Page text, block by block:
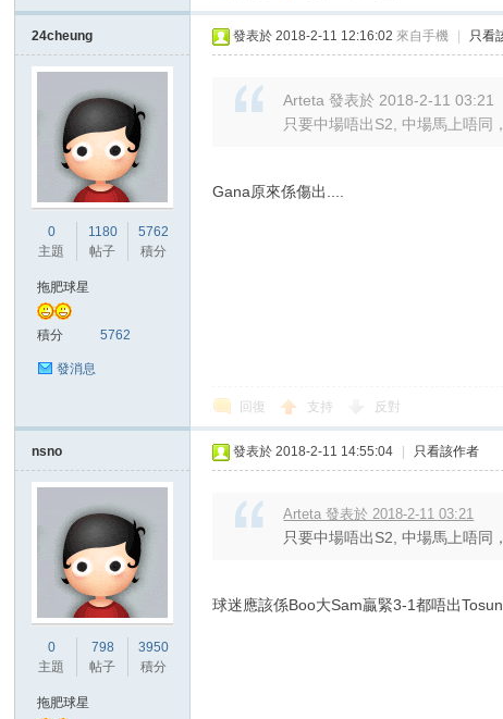
24cheung
0
主題
1180
帖子
5762
積分
拖肥球星
積分 5762
發消息
發表於 2018-2-11 12:16:02 來自手機 只看
Arteta 發表於 2018-2-11 03:21
只要中場唔出S2, 中場馬上唔同
Gana原來係傷出....
回復 支持 反對
nsno
0
主題
798
帖子
3950
積分
拖肥球星
發表於 2018-2-11 14:55:04 只看該作者
Arteta 發表於 2018-2-11 03:21
只要中場唔出S2, 中場馬上唔同
球迷應該係Boo大Sam贏緊3-1都唔出